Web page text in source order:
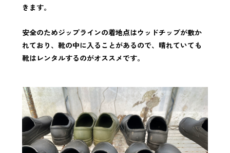
きます。
安全のためジップラインの着地点はウッドチップが敷か
れており、靴の中に入ることがあるので、晴れていても
靴はレンタルするのがオススメです。